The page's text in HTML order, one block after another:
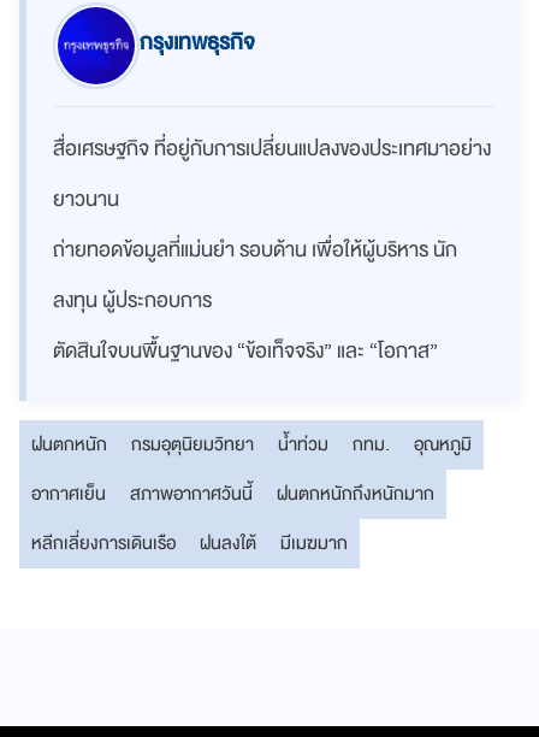
กรุงเทพธุรกิจ
สื่อเศรษฐกิจ ที่อยู่กับการเปลี่ยนแปลงของประเทศมาอย่าง
ยาวนาน
ถ่ายทอดข้อมูลที่แม่นยำ รอบด้าน เพื่อให้ผู้บริหาร นัก
ลงทุน ผู้ประกอบการ
ตัดสินใจบนพื้นฐานของ “ข้อเท็จจริง” และ “โอกาส”
ฝนตกหนัก กรมอุตุนิยมวิทยา น้ำท่วม กทม.
อุณหภูมิ
อากาศเย็น
สภาพอากาศวันนี้
ฝนตกหนักถึงหนักมาก
หลีกเลี่ยงการเดินเรือ
ฝนลงใต้ มีเมฆมาก